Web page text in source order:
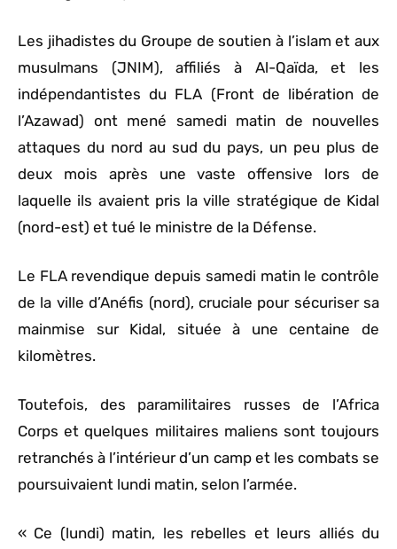
Les jihadistes du Groupe de soutien à l’islam et aux
musulmans (JNIM), affiliés à Al-Qaïda, et les
indépendantistes du FLA (Front de libération de
l’Azawad) ont mené samedi matin de nouvelles
attaques du nord au sud du pays, un peu plus de
deux mois après une vaste offensive lors de
laquelle ils avaient pris la ville stratégique de Kidal
(nord-est) et tué le ministre de la Défense.
Le FLA revendique depuis samedi matin le contrôle
de la ville d’Anéfis (nord), cruciale pour sécuriser sa
mainmise sur Kidal, située à une centaine de
kilomètres.
Toutefois, des paramilitaires russes de l’Africa
Corps et quelques militaires maliens sont toujours
retranchés à l’intérieur d’un camp et les combats se
poursuivaient lundi matin, selon l’armée.
« Ce (lundi) matin, les rebelles et leurs alliés du